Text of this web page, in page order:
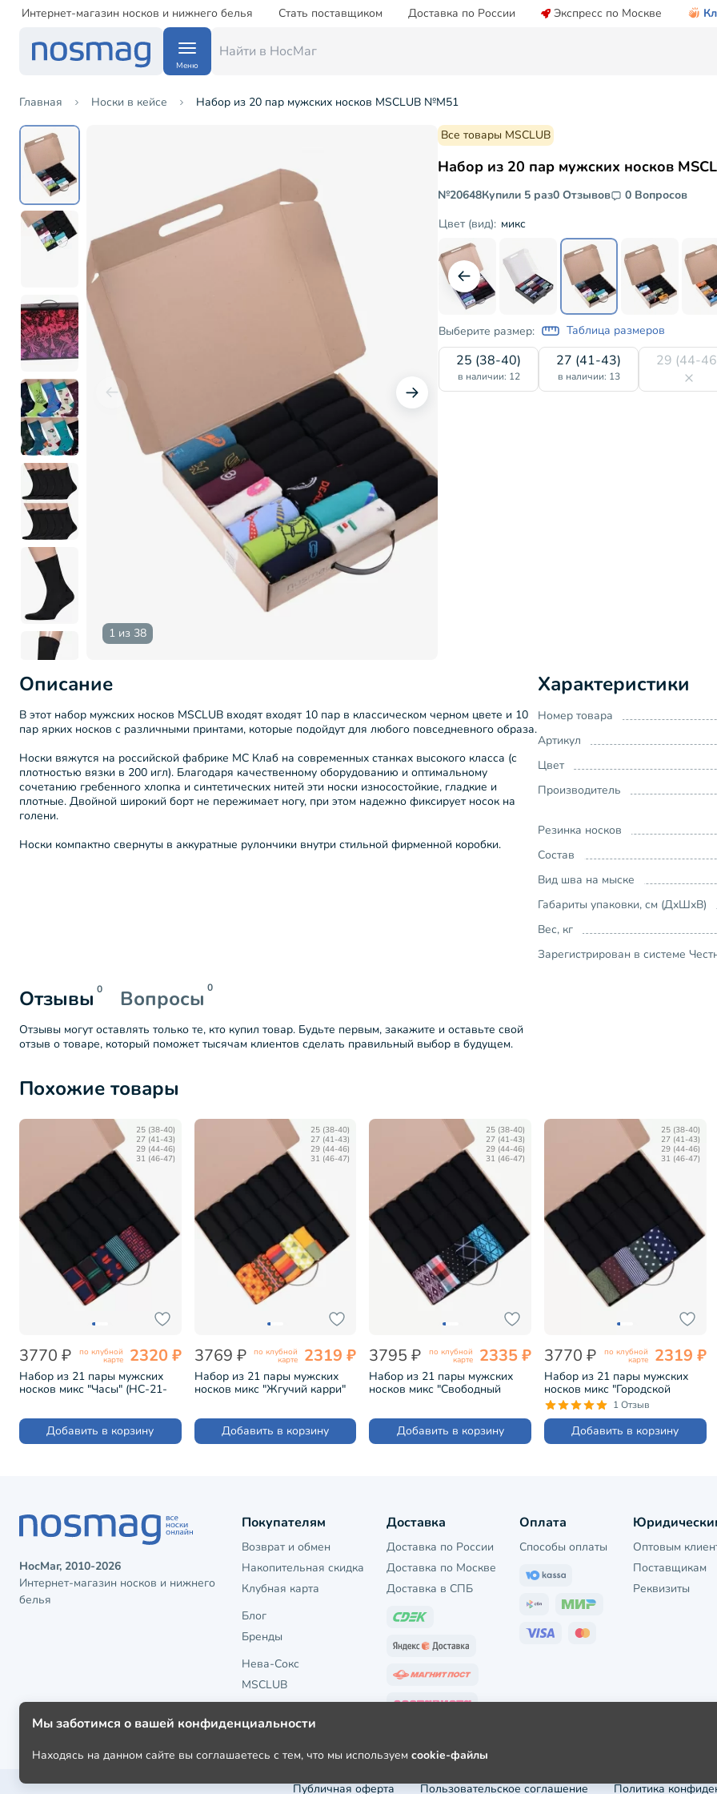
Интернет-магазин носков и нижнего белья Стать поставщиком Доставка по России Экспресс по Москве
Меню
Главная Носки в кейсе Набор из 20 пар мужских носков MSCLUB №М51
1 из 38
Все товары MSCLUB
Набор из 20 пар мужских носков
№20648Купили 5 раз0 Отзывов
0 Вопросов
Цвет (вид): микс
Выберите размер: Таблица размеров
25 (38-40)
в наличии: 12
27 (41-43)
в наличии: 13
29 (44-
Описание
В этот набор мужских носков MSCLUB входят входят 10 пар в классическом черном цвете и 10
пар ярких носков с различными принтами, которые подойдут для любого повседневного образа.
Носки вяжутся на российской фабрике МС Клаб на современных станках высокого класса (с
плотностью вязки в 200 игл). Благодаря качественному оборудованию и оптимальному
сочетанию гребенного хлопка и синтетических нитей эти носки износостойкие, гладкие и
плотные. Двойной широкий борт не пережимает ногу, при этом надежно фиксирует носок на
голени.
Носки компактно свернуты в аккуратные рулончики внутри стильной фирменной коробки.
Характеристики
Номер товара
Артикул
Цвет
Производитель
Резинка носков
Состав
Вид шва на мыске
Габариты упаковки, см (ДхШхВ)
Вес, кг
Зарегистрирован в системе
Отзывы 0 Вопросы 0
Отзывы могут оставлять только те, кто купил товар. Будьте первым, закажите и оставьте свой
отзыв о товаре, который поможет тысячам клиентов сделать правильный выбор в будущем.
Похожие товары
25 (38-40)
27 (41-43)
29 (44-46)
31 (46-47)
3770 ₽ по клубной
карте 2320 ₽
Набор из 21 пары мужских
носков микс "Часы" (НС-21-
Добавить в корзину
25 (38-40)
27 (41-43)
29 (44-46)
31 (46-47)
3769 ₽ по клубной
карте 2319 ₽
Набор из 21 пары мужских
носков микс "Жгучий карри"
Добавить в корзину
25 (38-40)
27 (41-43)
29 (44-46)
31 (46-47)
3795 ₽ по клубной
карте 2335 ₽
Набор из 21 пары мужских
носков микс "Свободный
Добавить в корзину
25 (38-40)
27 (41-43)
29 (44-46)
31 (46-47)
3770 ₽ по клубной
карте 2319 ₽
Набор из 21 пары мужских
носков микс "Городской
философ" (НС-21-206)
1 Отзыв
Добавить в корзину
НосМаг, 2010-2026
Интернет-магазин носков и нижнего
белья
Покупателям
Возврат и обмен
Накопительная скидка
Клубная карта
Блог
Бренды
Нева-Сокс
MSCLUB
Доставка
Доставка по России
Доставка по Москве
Доставка в СПБ
Оплата
Способы оплаты
Оптовым
Поставщикам
Реквизиты
Публичная оферта Пользовательское соглашение Политика
Мы заботимся о вашей конфиденциальности
Находясь на данном сайте вы соглашаетесь с тем, что мы используем cookie-файлы